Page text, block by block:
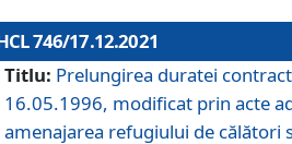
746/17.12.2021
Titlu: Prelungirea duratei
16.05.1996, modificat prin acte
amenajarea refugiului de călători